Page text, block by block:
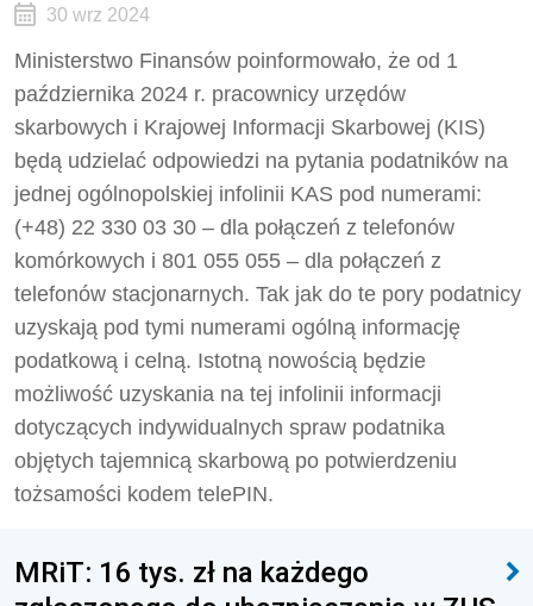
30 wrz 2024
Ministerstwo Finansów poinformowało, że od 1
października 2024 r. pracownicy urzędów
skarbowych i Krajowej Informacji Skarbowej (KIS)
będą udzielać odpowiedzi na pytania podatników na
jednej ogólnopolskiej infolinii KAS pod numerami:
(+48) 22 330 03 30 – dla połączeń z telefonów
komórkowych i 801 055 055 – dla połączeń z
telefonów stacjonarnych. Tak jak do te pory podatnicy
uzyskają pod tymi numerami ogólną informację
podatkową i celną. Istotną nowością będzie
możliwość uzyskania na tej infolinii informacji
dotyczących indywidualnych spraw podatnika
objętych tajemnicą skarbową po potwierdzeniu
tożsamości kodem telePIN.
MRiT: 16 tys. zł na każdego